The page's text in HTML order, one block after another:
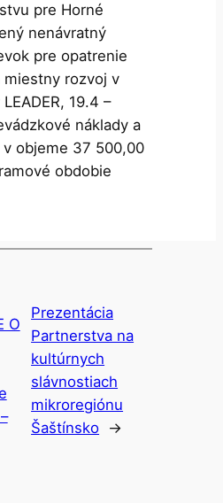
pre Horné
nenávratný
pre opatrenie
miestny rozvoj v
19.4 –
náklady a
objeme 37 500,00
obdobie
O
Prezentácia
Partnerstva na
kultúrnych
slávnostiach
mikroregiónu
Šaštínsko →